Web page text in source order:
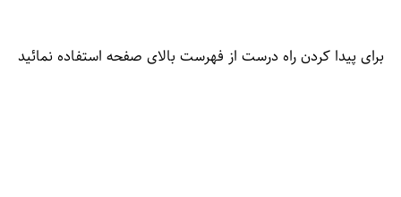
برای پیدا کردن راه درست از فهرست بالای صفحه استفاده نمائید